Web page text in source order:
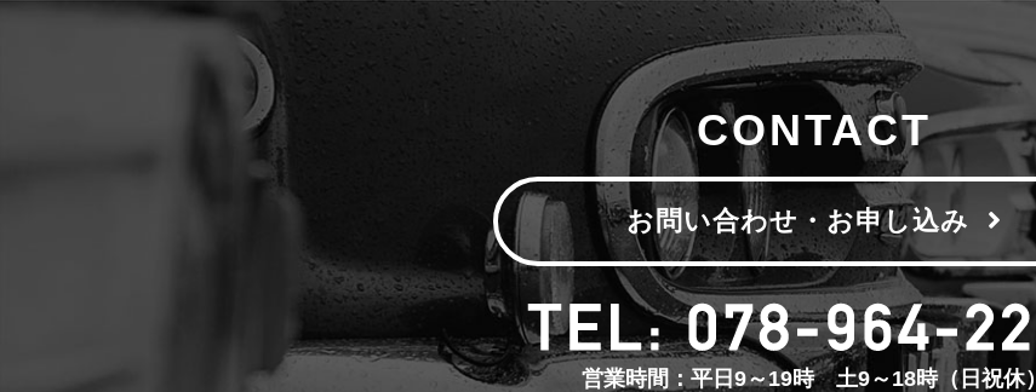
CONTACT
お問い合わせ・お申し込み
営業時間：平日9～19時 土9～18時（日祝休）